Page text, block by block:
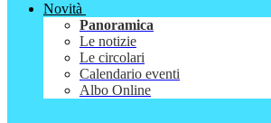
Novità
Panoramica
Le notizie
Le circolari
Calendario eventi
Albo Online